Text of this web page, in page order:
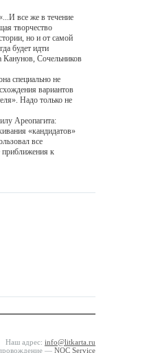
«...И все же в течение
творчество
но и от самой
будет идти
Канунов, Сочельников
специально не
вариантов
Надо только не
Ареопагита:
«кандидатов»
все
приближения к
Наш адрес: info@litkarta.ru
— NOC Service